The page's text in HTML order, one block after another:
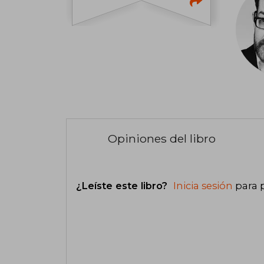
Opiniones del libro
¿Leíste este libro? Inicia sesión para